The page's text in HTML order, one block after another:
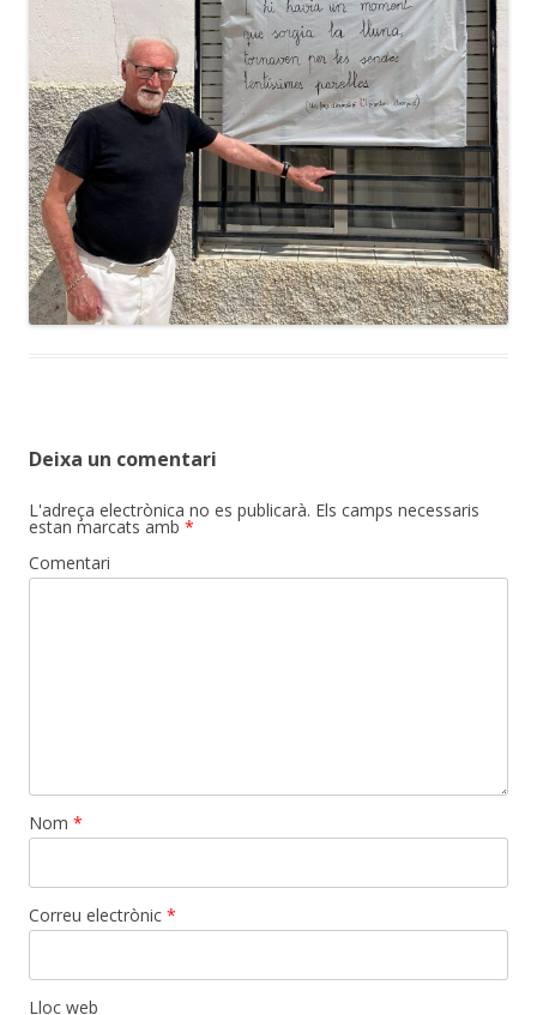
Deixa un comentari
L'adreça electrònica no es publicarà. Els camps necessaris
estan marcats amb *
Comentari
Nom *
Correu electrònic *
Lloc web